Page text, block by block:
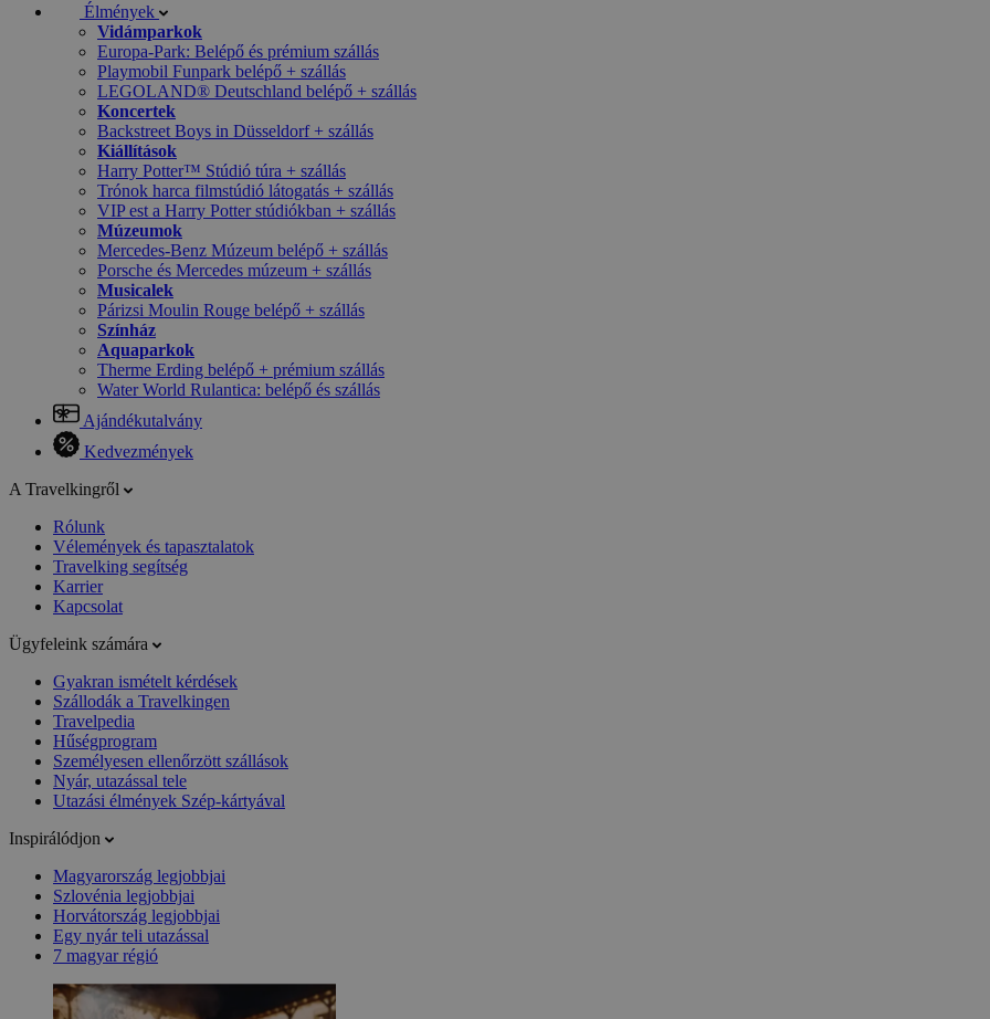
Élmények
Vidámparkok
Europa-Park: Belépő és prémium szállás
Playmobil Funpark belépő + szállás
LEGOLAND® Deutschland belépő + szállás
Koncertek
Backstreet Boys in Düsseldorf + szállás
Kiállítások
Harry Potter™ Stúdió túra + szállás
Trónok harca filmstúdió látogatás + szállás
VIP est a Harry Potter stúdiókban + szállás
Múzeumok
Mercedes-Benz Múzeum belépő + szállás
Porsche és Mercedes múzeum + szállás
Musicalek
Párizsi Moulin Rouge belépő + szállás
Színház
Aquaparkok
Therme Erding belépő + prémium szállás
Water World Rulantica: belépő és szállás
Ajándékutalvány
Kedvezmények
A Travelkingről
Rólunk
Vélemények és tapasztalatok
Travelking segítség
Karrier
Kapcsolat
Ügyfeleink számára
Gyakran ismételt kérdések
Szállodák a Travelkingen
Travelpedia
Hűségprogram
Személyesen ellenőrzött szállások
Nyár, utazással tele
Utazási élmények Szép-kártyával
Inspirálódjon
Magyarország legjobbjai
Szlovénia legjobbjai
Horvátország legjobbjai
Egy nyár teli utazással
7 magyar régió